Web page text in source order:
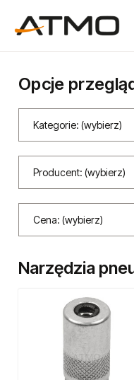
Opcje
Kategorie: (wybierz)
Producent: (wybierz)
Cena: (wybierz)
Narzędzia